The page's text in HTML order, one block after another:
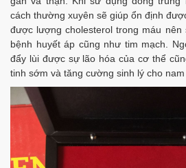
cách thường xuyên sẽ giúp ổn định
được lượng cholesterol trong máu
bệnh huyết áp cũng như tim mạch.
đẩy lùi được sự lão hóa của cơ thể
tinh sớm và tăng cường sinh lý cho nam